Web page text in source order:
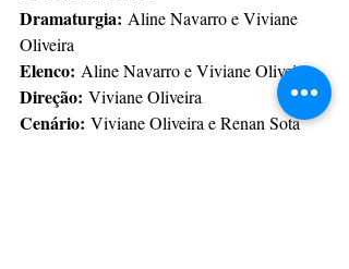
Dramaturgia: Aline Navarro e Viviane
Oliveira
Elenco: Aline Navarro e Viviane Oliveira
Direção: Viviane Oliveira
Cenário: Viviane Oliveira e Renan Sota